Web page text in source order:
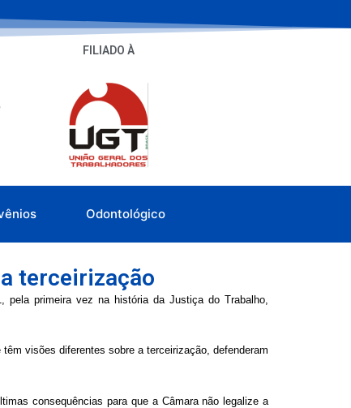
FILIADO À
Odontológico
terceirização
pela primeira vez na história da Justiça do Trabalho,
visões diferentes sobre a terceirização, defenderam
consequências para que a Câmara não legalize a